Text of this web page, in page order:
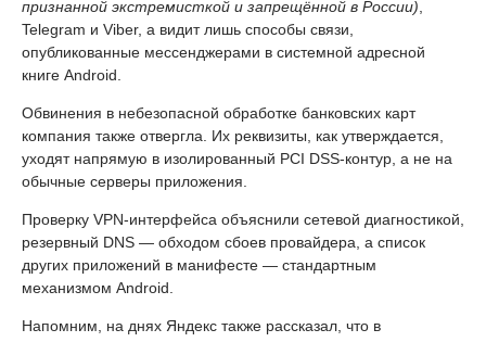
признанной экстремисткой и запрещённой в России)
Telegram и Viber, а видит лишь способы связи,
опубликованные мессенджерами в системной адресной
книге Android.
Обвинения в небезопасной обработке банковских карт
компания также отвергла. Их реквизиты, как утверждается,
уходят напрямую в изолированный PCI DSS-контур, а не на
обычные серверы приложения.
Проверку VPN-интерфейса объяснили сетевой диагностикой,
резервный DNS — обходом сбоев провайдера, а список
других приложений в манифесте — стандартным
механизмом Android.
Напомним, на днях Яндекс также рассказал, что в